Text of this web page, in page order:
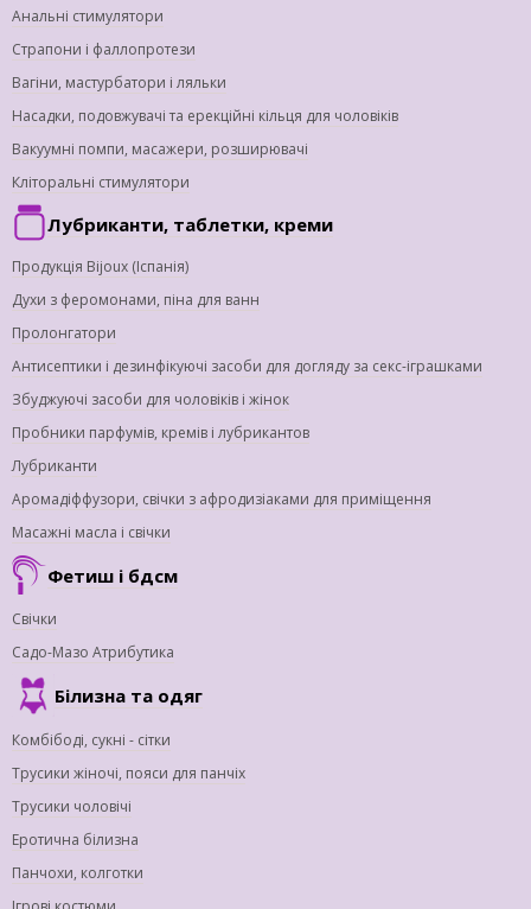
Анальні стимулятори
Страпони і фаллопротези
Вагіни, мастурбатори і ляльки
Насадки, подовжувачі та ерекційні кільця для чоловіків
Вакуумні помпи, масажери, розширювачі
Кліторальні стимулятори
Лубриканти, таблетки, креми
Продукція Bijoux (Іспанія)
Духи з феромонами, піна для ванн
Пролонгатори
Антисептики і дезинфікуючі засоби для догляду за секс-іграшками
Збуджуючі засоби для чоловіків і жінок
Пробники парфумів, кремів і лубрикантов
Лубриканти
Аромадіффузори, свічки з афродизіаками для приміщення
Масажні масла і свічки
Фетиш і бдсм
Свічки
Садо-Мазо Атрибутика
Білизна та одяг
Комбібоді, сукні - сітки
Трусики жіночі, пояси для панчіх
Трусики чоловічі
Еротична білизна
Панчохи, колготки